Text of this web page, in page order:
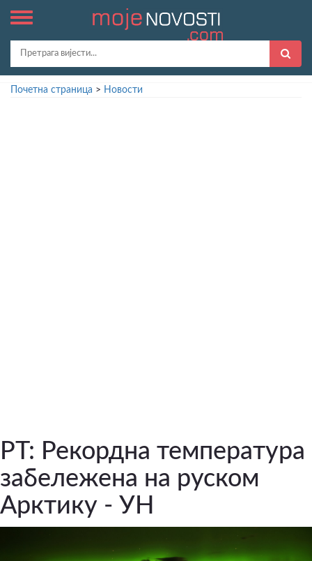
Почетна страница > Новости
РТ: Рекордна температура
забележена на руском
Арктику - УН